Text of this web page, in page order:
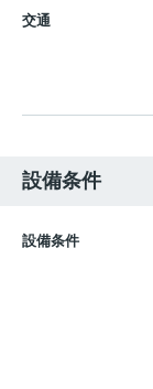
交通
設備条件
設備条件